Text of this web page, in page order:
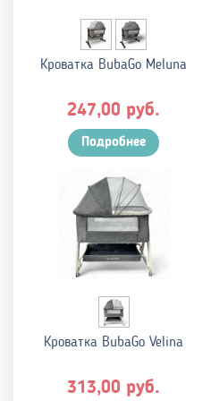
Кроватка BubaGo Meluna
247,00 руб.
Подробнее
Кроватка BubaGo Velina
313,00 руб.